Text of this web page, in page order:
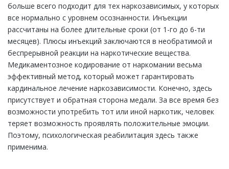
больше всего подходит для тех наркозависимых, у которых
все нормально с уровнем осознанности. Инъекции
рассчитаны на более длительные сроки (от 1-го до 6-ти
месяцев). Плюсы инъекций заключаются в необратимой и
беспрерывной реакции на наркотические вещества.
Медикаментозное кодирование от наркомании весьма
эффективный метод, который может гарантировать
кардинальное лечение наркозависимости. Конечно, здесь
присутствует и обратная сторона медали. За все время без
возможности употребить тот или иной наркотик, человек
теряет возможность проявлять положительные эмоции.
Поэтому, психологическая реабилитация здесь также
применима.